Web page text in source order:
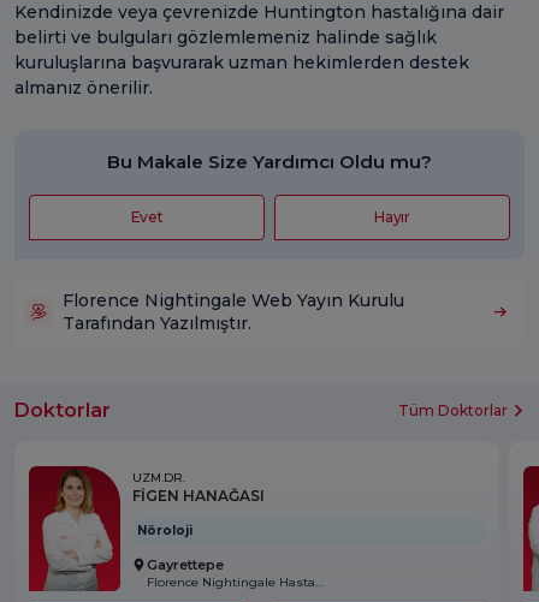
Kendinizde veya çevrenizde Huntington hastalığına dair
belirti ve bulguları gözlemlemeniz halinde sağlık
kuruluşlarına başvurarak uzman hekimlerden destek
almanız önerilir.
Bu Makale Size Yardımcı Oldu mu?
Evet Hayır
Florence Nightingale Web Yayın Kurulu
Tarafından Yazılmıştır.
Doktorlar Tüm Doktorlar
UZM.DR.
FİGEN HANAĞASI
Nöroloji
Gayrettepe
Florence Nightingale Hastanesi